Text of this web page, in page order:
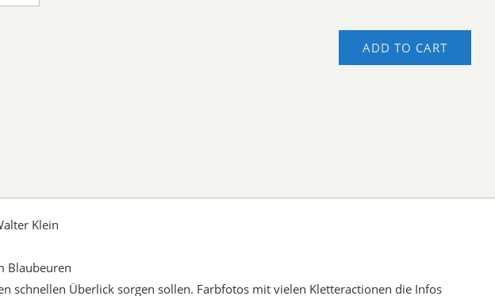
ADD TO CART
Klein
Blaubeuren
schnellen Überlick sorgen sollen. Farbfotos mit vielen Kletteractionen die Infos